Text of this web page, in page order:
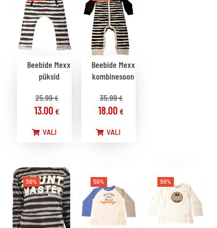
Beebide Mexx
püksid
25.99€
13.00€
VALI
Beebide Mexx
kombinesoon
35.99€
18.00€
VALI
50% 50% 50%